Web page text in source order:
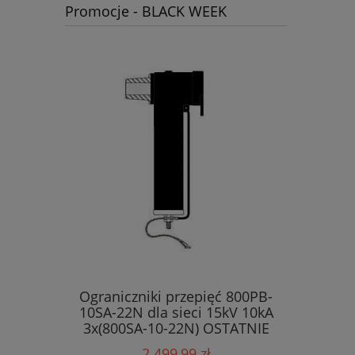
Promocje - BLACK WEEK
Ograniczniki przepięć 800PB-
10SA-22N dla sieci 15kV 10kA
3x(800SA-10-22N) OSTATNIE